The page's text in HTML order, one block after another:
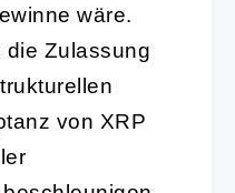
wäre.
Zulassung
von XRP